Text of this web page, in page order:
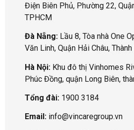
Điện Biên Phủ, Phường 22,
TPHCM
Đà Nẵng: Lầu 8, Tòa nhà One
Văn Linh, Quận Hải Châu,
Hà Nội: Khu đô thị Vinhomes
Phúc Đồng, quận Long Biên,
Tổng đài: 1900 3184
Email: info@vincaregroup.vn